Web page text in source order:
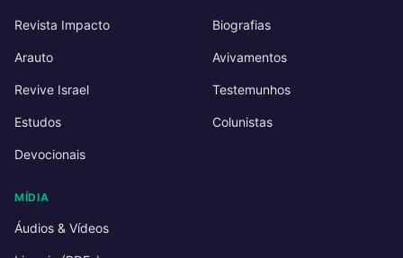
Revista Impacto
Arauto
Revive Israel
Estudos
Devocionais
Biografias
Avivamentos
Testemunhos
Colunistas
MÍDIA
Áudios & Vídeos